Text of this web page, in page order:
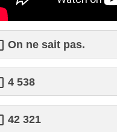
On ne sait pas.
4 538
42 321